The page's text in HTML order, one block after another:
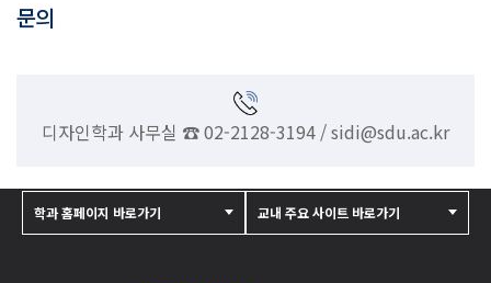
문의
디자인학과 사무실 ☎ 02-2128-3194 / sidi@sdu.ac.kr
학과 홈페이지 바로가기 교내 주요 사이트 바로가기